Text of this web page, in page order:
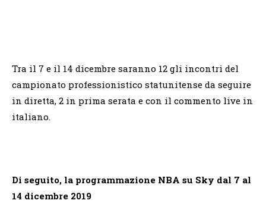
Tra il 7 e il 14 dicembre saranno 12 gli incontri del
campionato professionistico statunitense da seguire
in diretta, 2 in prima serata e con il commento live in
italiano.
Di seguito, la programmazione NBA su Sky dal 7 al
14 dicembre 2019